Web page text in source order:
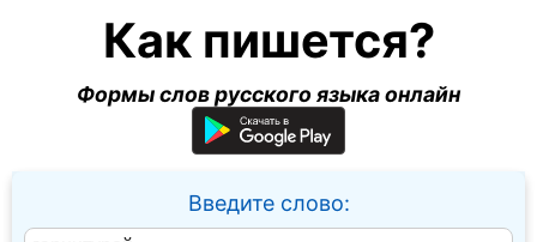
Как пишется?
Формы слов русского языка онлайн
Введите слово: